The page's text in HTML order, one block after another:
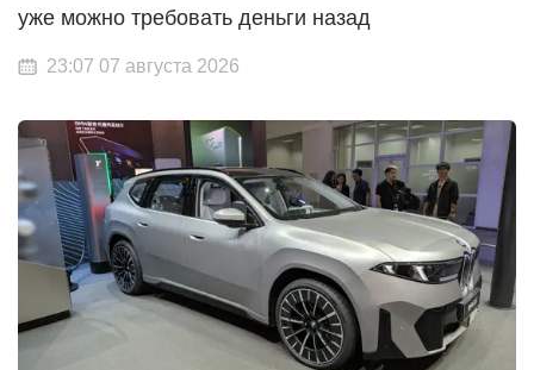
уже можно требовать деньги назад
23:07 07 августа 2026